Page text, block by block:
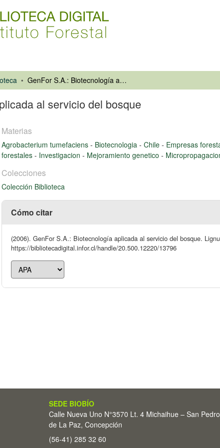
GenFor S.A.: Biotecnología aplicada al servicio del bosque
al servicio del bosque
Materias
Agrobacterium tumefaciens - Biotecnologia - Chile - Empresas
forestales - Investigacion - Mejoramiento genetico -
Colecciones
Colección Biblioteca
Cómo citar
(2006). GenFor S.A.: Biotecnología aplicada al servicio del bosque.
https://bibliotecadigital.infor.cl/handle/20.500.12220/13796
SEDE BIOBÍO
Calle Nueva Uno N°3570 Lt. 4 Michaihue – San Pedro
de La Paz, Concepción
(56-41) 285 32 60